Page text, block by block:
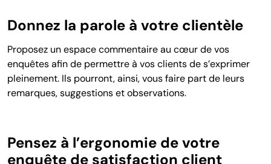
Donnez la parole à votre clientèle
Proposez un espace commentaire au cœur de vos
enquêtes afin de permettre à vos clients de s’exprimer
pleinement. Ils pourront, ainsi, vous faire part de leurs
remarques, suggestions et observations.
Pensez à l’ergonomie de votre
enquête de satisfaction client